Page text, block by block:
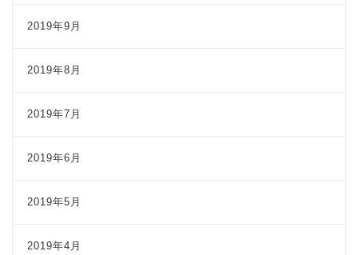
2019年9月
2019年8月
2019年7月
2019年6月
2019年5月
2019年4月